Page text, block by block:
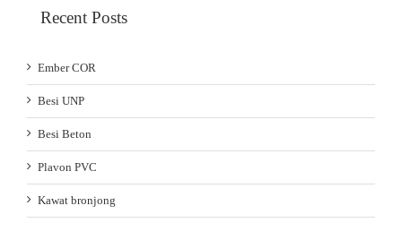
Recent Posts
Ember COR
Besi UNP
Besi Beton
Plavon PVC
Kawat bronjong